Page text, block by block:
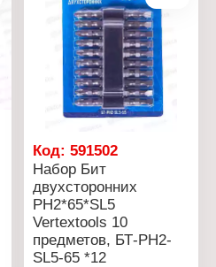
Код:591502
Набор Бит
двухсторонних
PH2*65*SL5
Vertextools 10
предметов, БТ-PH2-
SL5-65 *12